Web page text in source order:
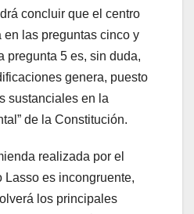
concluir que el centro
las preguntas cinco y
pregunta 5 es, sin duda,
genera, puesto
sustanciales en la
de la Constitución.
realizada por el
Lasso es incongruente,
los principales